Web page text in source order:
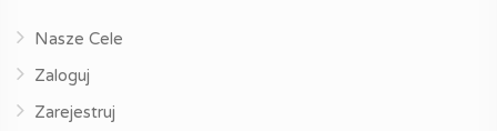
Nasze Cele
Zaloguj
Zarejestruj